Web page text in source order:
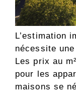
L’estimation
nécessite
Les prix au
pour les
maisons se